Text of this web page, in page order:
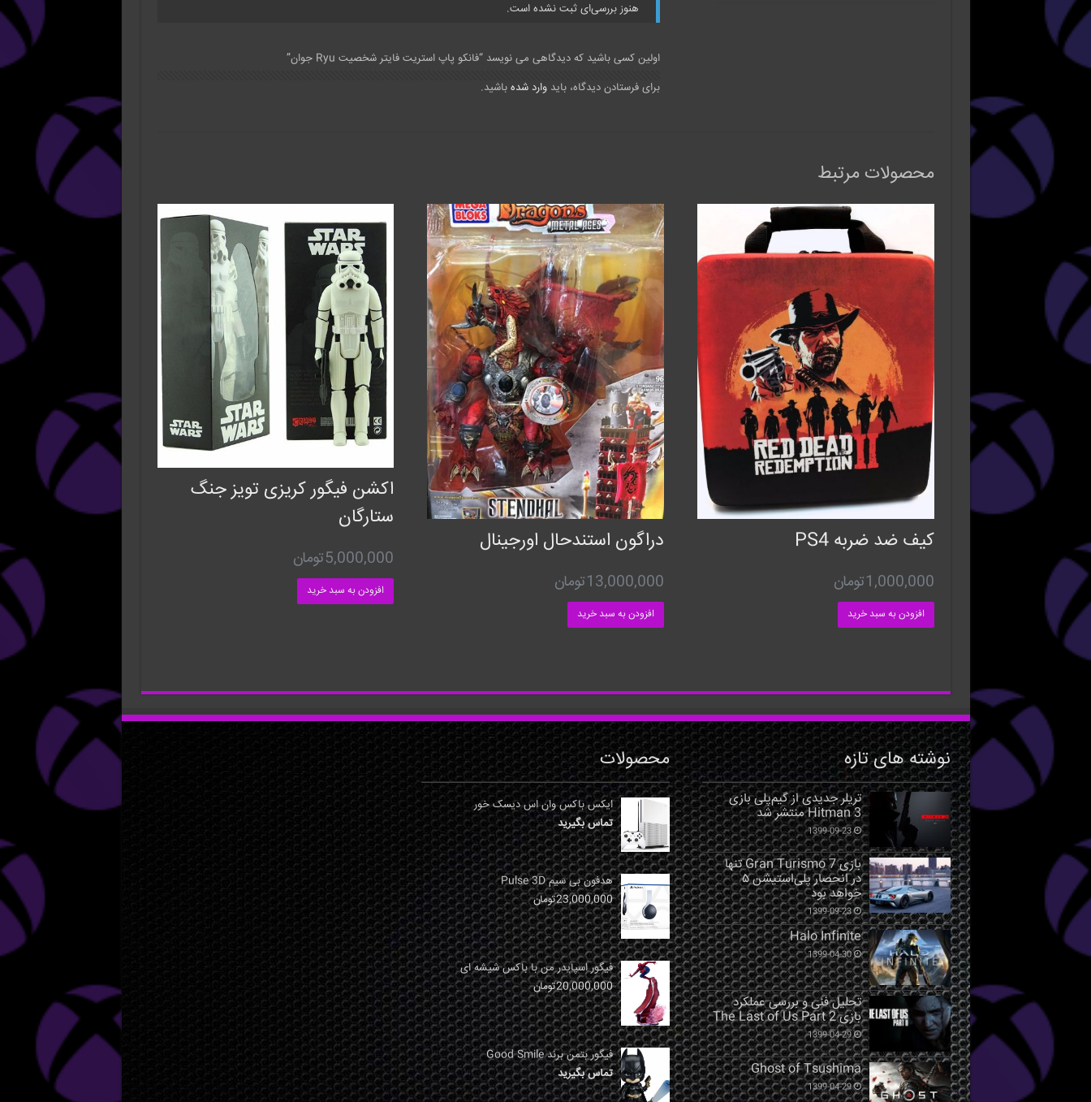
هنوز بررسی‌ای ثبت نشده است.
اولین کسی باشید که دیدگاهی می نویسد “فانکو پاپ استریت فایتر شخصیت Ryu جوان”
برای فرستادن دیدگاه، بایدوارد شده باشید.
محصولات مرتبط
کیف ضد ضربه PS4
1,000,000تومان
افزودن به سبد خرید
دراگون استندحال اورجینال
13,000,000تومان
افزودن به سبد خرید
اکشن فیگور کریزی تویز جنگ
ستارگان
5,000,000تومان
افزودن به سبد خرید
نوشته های تازه
تریلر جدیدی از گیم‌پلی بازی
Hitman 3 منتشر شد
1399-09-23
بازی Gran Turismo 7 تنها
در انحصار پلی‌استیشن ۵
خواهد بود
1399-09-23
Halo Infinite
1399-04-30
تحلیل فنی و بررسی عملکرد
بازی The Last of Us Part 2
1399-04-29
Ghost of Tsushima
1399-04-29
محصولات
ایکس باکس وان اس دیسک خور
تماس بگیرید
هدفون بی سیم Pulse 3D
23,000,000تومان
فیگور اسپایدر من با باکس شیشه ای
20,000,000تومان
فیگور بتمن برند Good Smile
تماس بگیرید